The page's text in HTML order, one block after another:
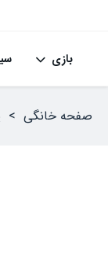
بازی
صفحه خانگی >